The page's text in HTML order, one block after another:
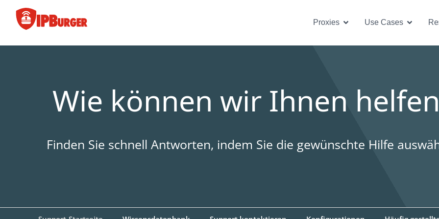
Proxies Open Proxies
Use Cases Open
Wie können wir Ihnen
Finden Sie schnell Antworten, indem Sie die gewünschte Hilfe